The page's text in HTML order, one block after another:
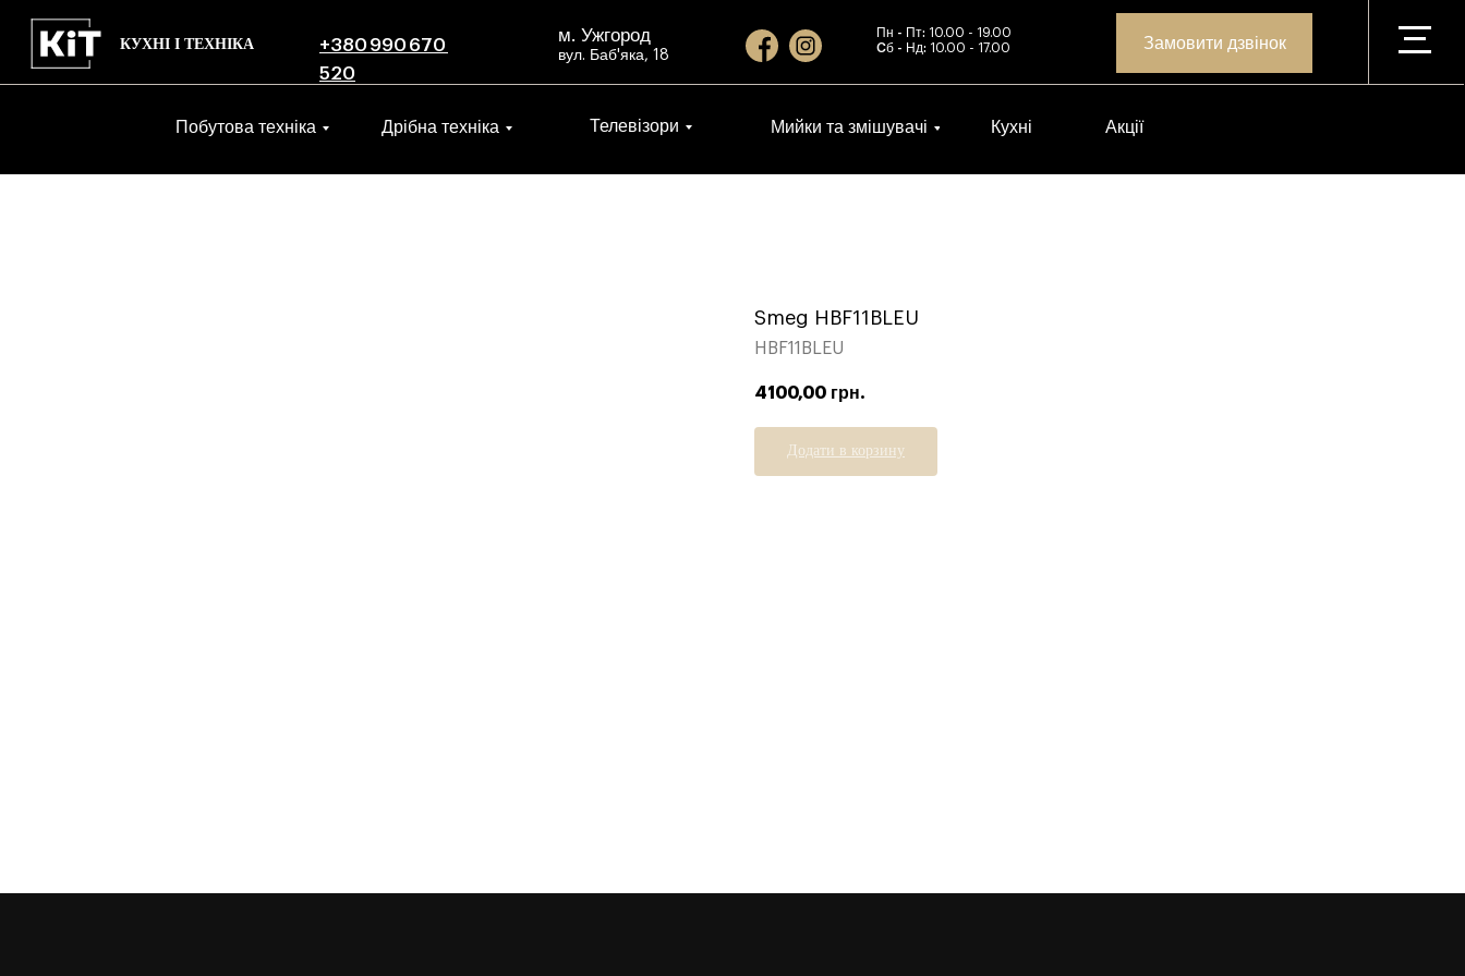
Дрібна техніка Акції
Мийки та змішувачі
Побутова техніка Кухні
Пн - Пт: 10.00 - 19.00
Cб - Нд: 10.00 - 17.00
+380 990 670
520
КУХНІ І ТЕХНІКА
вул. Баб'яка, 18
м. Ужгород Замовити дзвінок
Телевізори
Smeg HBF11BLEU
HBF11BLEU
4100,00 грн.
Додати в корзину